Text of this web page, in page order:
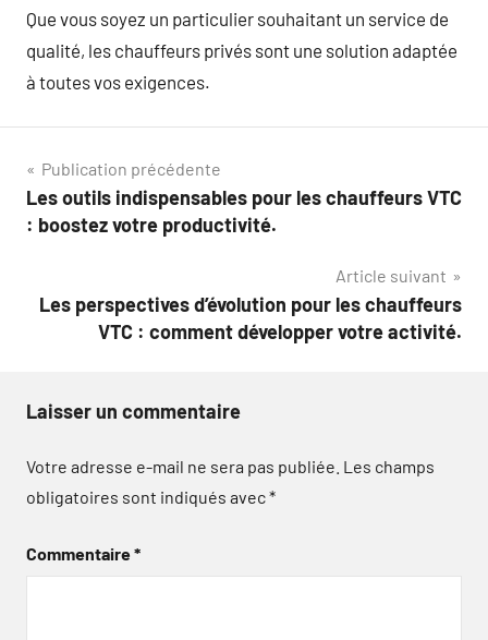
Que vous soyez un particulier souhaitant un service de
qualité, les chauffeurs privés sont une solution adaptée
à toutes vos exigences.
Navigation
de
Publication précédente
Les outils indispensables pour les chauffeurs VTC
: boostez votre productivité.
Article suivant
Les perspectives d’évolution pour les chauffeurs
VTC : comment développer votre activité.
Laisser un commentaire
Votre adresse e-mail ne sera pas publiée. Les champs
obligatoires sont indiqués avec*
Commentaire*